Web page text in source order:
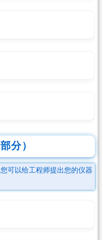
分）
您可以给工程师提出您的仪器